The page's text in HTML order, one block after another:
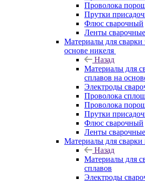
Проволока
Прутки
Флюс сварочный
Ленты сварочные
Материалы для сварки
основе никеля
Назад
Материалы для
сплавов на
Электроды
Проволока
Проволока
Прутки
Флюс сварочный
Ленты сварочные
Материалы для сварки
Назад
Материалы для
сплавов
Электроды